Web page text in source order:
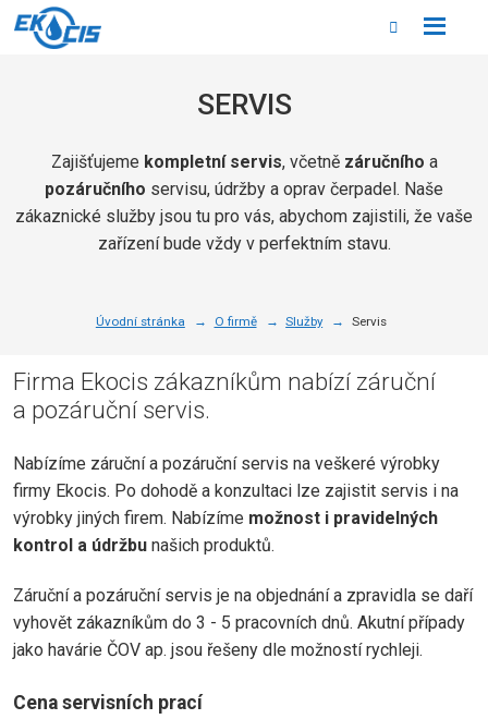
SERVIS
Zajišťujeme kompletní servis, včetně záručního a
pozáručního servisu, údržby a oprav čerpadel. Naše
zákaznické služby jsou tu pro vás, abychom zajistili, že vaše
zařízení bude vždy v perfektním stavu.
Úvodní stránka O firmě Služby Servis
Firma Ekocis zákazníkům nabízí záruční
a pozáruční servis.
Nabízíme záruční a pozáruční servis na veškeré výrobky
firmy Ekocis. Po dohodě a konzultaci lze zajistit servis i na
výrobky jiných firem. Nabízíme možnost i pravidelných
kontrol a údržbu našich produktů.
Záruční a pozáruční servis je na objednání a zpravidla se daří
vyhovět zákazníkům do 3 - 5 pracovních dnů. Akutní případy
jako havárie ČOV ap. jsou řešeny dle možností rychleji.
Cena servisních prací